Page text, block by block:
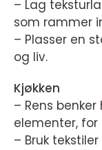
– Lag
som rammer
– Plasser en
og liv.
Kjøkken
– Rens
elementer, for
– Bruk